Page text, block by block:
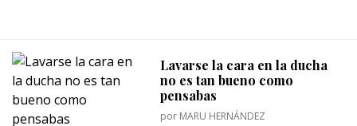
Lavarse la cara en la ducha
no es tan bueno como
pensabas
por MARU HERNÁNDEZ